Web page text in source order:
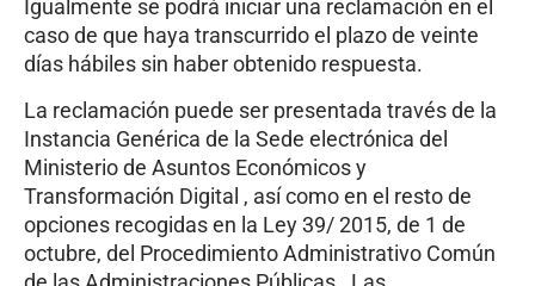
Igualmente se podrá iniciar una reclamación en el
caso de que haya transcurrido el plazo de veinte
días hábiles sin haber obtenido respuesta.
La reclamación puede ser presentada través de la
Instancia Genérica de la Sede electrónica del
Ministerio de Asuntos Económicos y
Transformación Digital , así como en el resto de
opciones recogidas en la Ley 39/ 2015, de 1 de
octubre, del Procedimiento Administrativo Común